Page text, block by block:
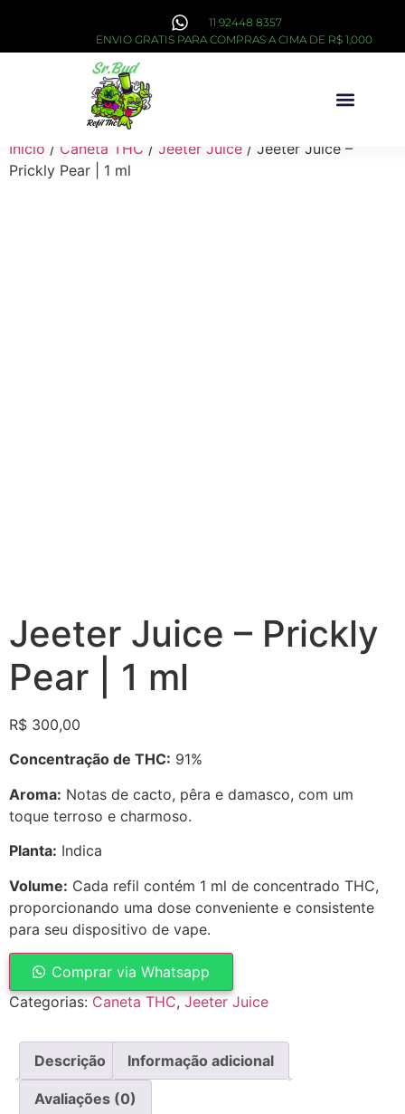
11 92448 8357
ENVIO GRATIS PARA COMPRAS A CIMA DE R$ 1,000
Início / Caneta THC / Jeeter Juice / Jeeter Juice –
Prickly Pear | 1 ml
Jeeter Juice – Prickly
Pear | 1 ml
R$ 300,00
Concentração de THC: 91%
Aroma: Notas de cacto, pêra e damasco, com um
toque terroso e charmoso.
Planta: Indica
Volume: Cada refil contém 1 ml de concentrado THC,
proporcionando uma dose conveniente e consistente
para seu dispositivo de vape.
Comprar via Whatsapp
Categorias:Caneta THC,Jeeter Juice
Descrição Informação adicional
Avaliações (0)